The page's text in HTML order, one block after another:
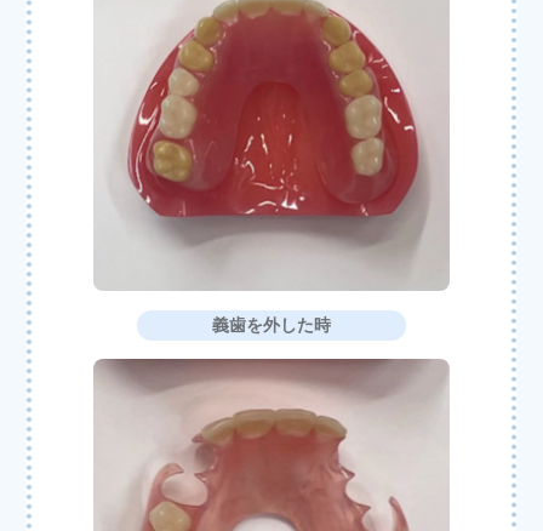
義歯を外した時